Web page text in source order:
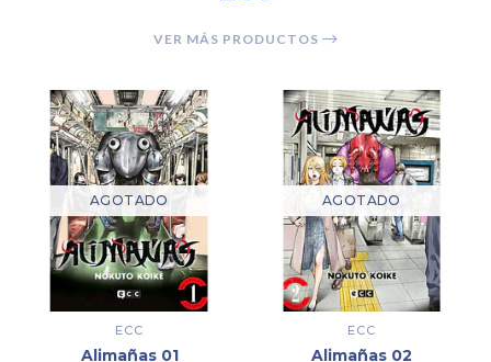
VER MÁS PRODUCTOS
AGOTADO
ECC
Alimañas 01
AGOTADO
ECC
Alimañas 02